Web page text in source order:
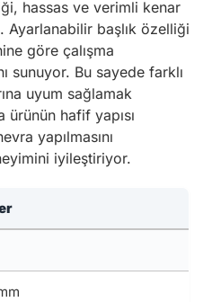
hassas ve verimli kenar
başlık özelliği
göre çalışma
sunuyor. Bu sayede farklı
uyum sağlamak
ürünün hafif yapısı
yapılmasını
iyileştiriyor.